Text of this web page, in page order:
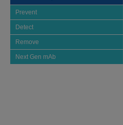
Prevent
Detect
Remove
Next Gen mAb